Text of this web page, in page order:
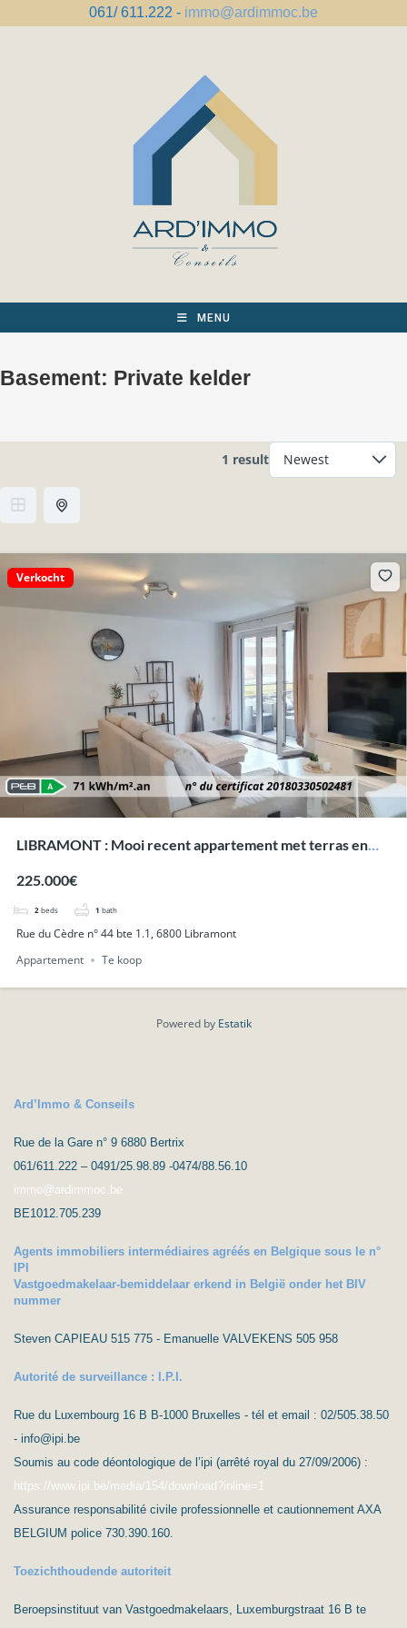
061/ 611.222 - immo@ardimmoc.be
MENU
Basement: Private kelder
1 result
Verkocht
LIBRAMONT : Mooi recent appartement met terras en
225.000€
2 beds 1 bath
Rue du Cèdre n° 44 bte 1.1, 6800 Libramont
Appartement
Te koop
Powered by Estatik
Ard’Immo & Conseils
Rue de la Gare n° 9 6880 Bertrix
061/611.222 – 0491/25.98.89 -0474/88.56.10
immo@ardimmoc.be
BE1012.705.239
Agents immobiliers intermédiaires agréés en Belgique sous le n°
IPI
Vastgoedmakelaar-bemiddelaar erkend in België onder het BIV
nummer
Steven CAPIEAU 515 775 - Emanuelle VALVEKENS 505 958
Autorité de surveillance : I.P.I.
Rue du Luxembourg 16 B B-1000 Bruxelles - tél et email : 02/505.38.50
- info@ipi.be
Soumis au code déontologique de l’ipi (arrêté royal du 27/09/2006) :
https://www.ipi.be/media/154/download?inline=1
Assurance responsabilité civile professionnelle et cautionnement AXA
BELGIUM police 730.390.160.
Toezichthoudende autoriteit
Beroepsinstituut van Vastgoedmakelaars, Luxemburgstraat 16 B te